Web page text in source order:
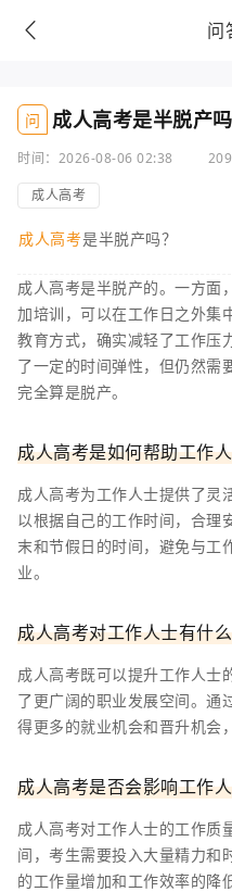
问
问 成人高考是半脱产吗
时间：2026-08-06 02:38
成人高考
成人高考是半脱产吗？
成人高考是半脱产的。一方面
加培训，可以在工作日之外集
教育方式，确实减轻了工作压
了一定的时间弹性，但仍然需
完全算是脱产。
成人高考是如何帮助工作
成人高考为工作人士提供了灵
以根据自己的工作时间，合理
末和节假日的时间，避免与工
业。
成人高考对工作人士有什
成人高考既可以提升工作人士
了更广阔的职业发展空间。通
得更多的就业机会和晋升机会
成人高考是否会影响工作
成人高考对工作人士的工作质
间，考生需要投入大量精力和
的工作量增加和工作效率的降